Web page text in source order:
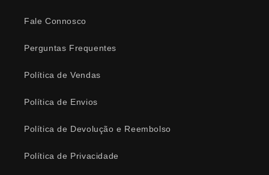
Fale Connosco
Perguntas Frequentes
Política de Vendas
Política de Envios
Política de Devolução e Reembolso
Política de Privacidade